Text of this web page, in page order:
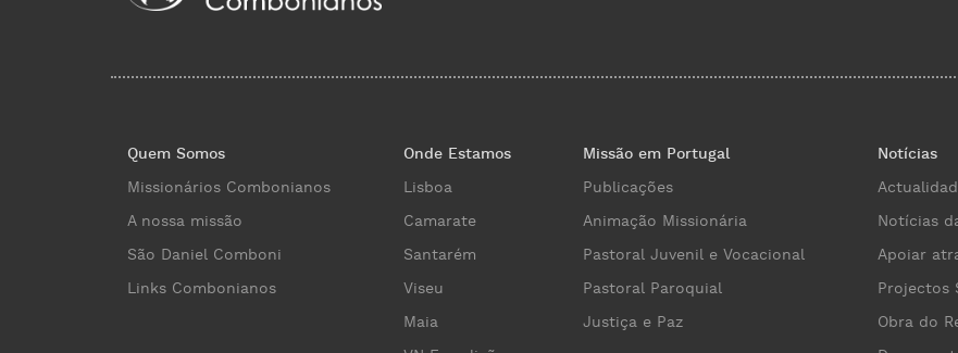
Quem Somos
Missionários Combonianos
A nossa missão
São Daniel Comboni
Links Combonianos
Onde Estamos
Lisboa
Camarate
Santarém
Viseu
Maia
Missão em Portugal
Publicações
Animação Missionária
Pastoral Juvenil e Vocacional
Pastoral Paroquial
Justiça e Paz
Notícias
Notícias
Apoiar
Projectos
Obra do